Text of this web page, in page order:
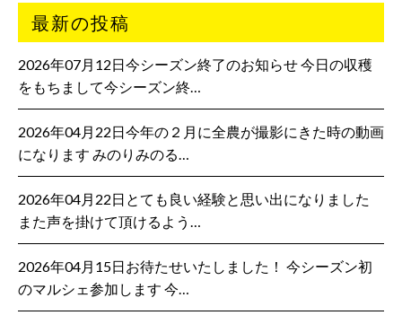
最新の投稿
2026年07月12日今シーズン終了のお知らせ 今日の収穫
をもちまして今シーズン終…
2026年04月22日今年の２月に全農が撮影にきた時の動画
になります みのりみのる…
2026年04月22日とても良い経験と思い出になりました
また声を掛けて頂けるよう…
2026年04月15日お待たせいたしました！ 今シーズン初
のマルシェ参加します 今…